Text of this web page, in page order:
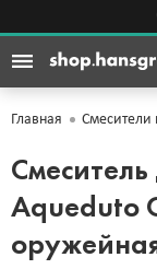
Главная Смесители
Aqueduto